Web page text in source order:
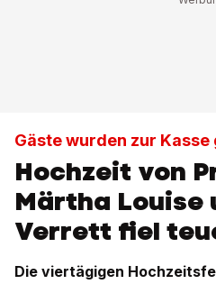
Gäste wurden zur Kasse
Hochzeit von
Märtha Louise
Verrett fiel
Die viertägigen